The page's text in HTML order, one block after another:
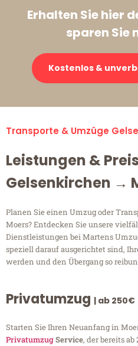
Erhalten Sie hier
sparen Sie
Kostenlos &
Transporte & Umzüge
Leistungen &
Gelsenkirchen →
Planen Sie einen Umzug oder
Moers? Entdecken Sie unsere
Dienstleistungen bei Martens
speziell darauf ausgerichtet sind,
werden und den Übergang so
Privatumzug | ab 250€
Starten Sie Ihren Neuanfang in
PrivatumzugService, der bereits ab